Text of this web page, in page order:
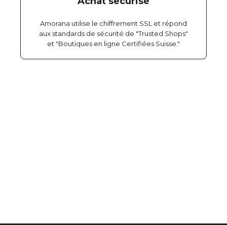
Amorana utilise le chiffrement SSL et répond
aux standards de sécurité de "Trusted Shops"
et "Boutiques en ligne Certifiées Suisse."